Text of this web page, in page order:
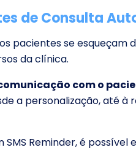
de Consulta
pacientes se
da clínica.
comunicação com o
a personalização, até à
SMS Reminder, é